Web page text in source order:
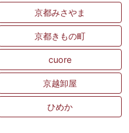
京都みさやま
京都きもの町
cuore
京越卸屋
ひめか